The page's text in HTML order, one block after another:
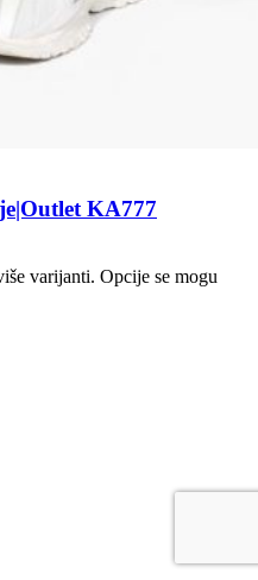
KA777
varijanti. Opcije se mogu